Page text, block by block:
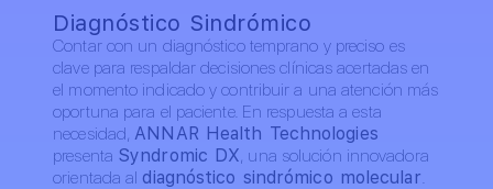
Diagnóstico Sindrómico
Contar con un diagnóstico temprano y preciso es
clave para respaldar decisiones clínicas acertadas en
el momento indicado y contribuir a una atención más
oportuna para el paciente. En respuesta a esta
necesidad, ANNAR Health Technologies
presenta Syndromic DX, una solución innovadora
orientada al diagnóstico sindrómico molecular.